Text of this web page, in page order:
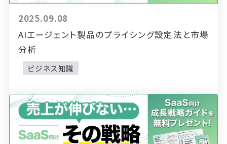
2025.09.08
AIエージェント製品のプライシング設定法と市場
分析
ビジネス知識